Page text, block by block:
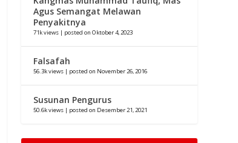
Agus Semangat Melawan
Penyakitnya
71k views | posted on Oktober 4, 2023
Falsafah
56.3k views | posted on November 26, 2016
Susunan Pengurus
50.6k views | posted on Desember 21, 2021